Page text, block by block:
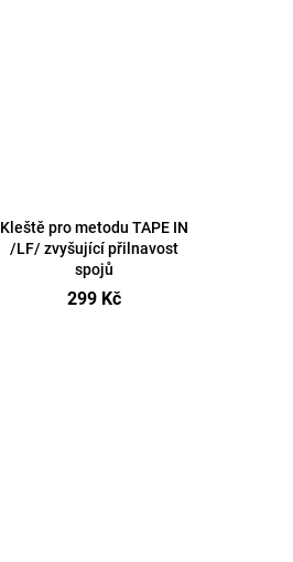
Kleště pro metodu TAPE IN
/LF/ zvyšující přilnavost
spojů
299 Kč